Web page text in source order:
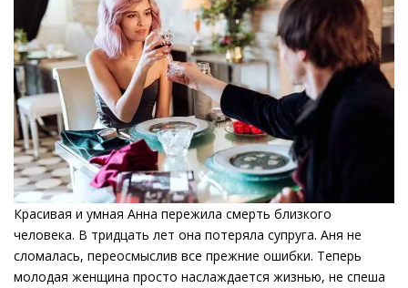
Красивая и умная Анна пережила смерть близкого
человека. В тридцать лет она потеряла супруга. Аня не
сломалась, переосмыслив все прежние ошибки. Теперь
молодая женщина просто наслаждается жизнью, не спеша